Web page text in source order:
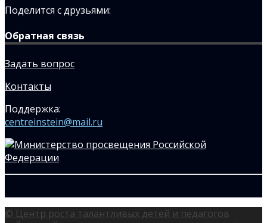
Поделится с друзьями:
Обратная связь
Задать вопрос
Контакты
Поддержка:
centreinstein@mail.ru
© Центр роста талантливых детей и педагогов